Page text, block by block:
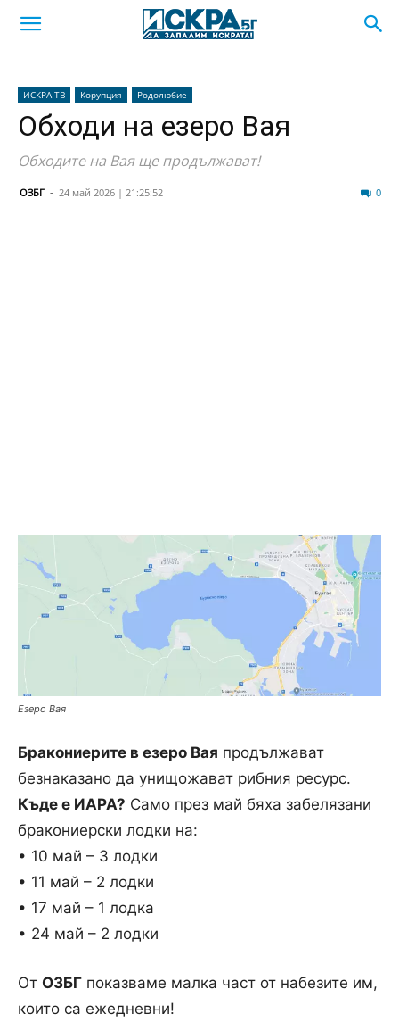
ИСКРА ТВ Корупция Родолюбие
Обходи на езеро Вая
Обходите на Вая ще продължават!
ОЗБГ - 24 май 2026 | 21:25:52 0
Езеро Вая
Бракониерите в езеро Вая продължават
безнаказано да унищожават рибния ресурс.
Къде е ИАРА? Само през май бяха забелязани
бракониерски лодки на:
• 10 май – 3 лодки
• 11 май – 2 лодки
• 17 май – 1 лодка
• 24 май – 2 лодки
От ОЗБГ показваме малка част от набезите им,
които са ежедневни!